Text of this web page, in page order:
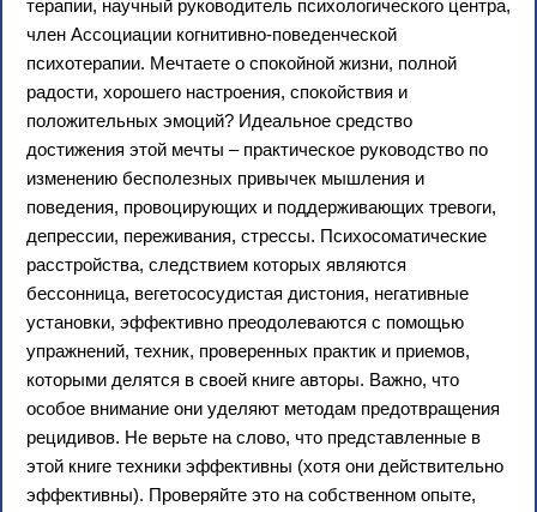
терапии, научный руководитель психологического центра,
член Ассоциации когнитивно-поведенческой
психотерапии. Мечтаете о спокойной жизни, полной
радости, хорошего настроения, спокойствия и
положительных эмоций? Идеальное средство
достижения этой мечты – практическое руководство по
изменению бесполезных привычек мышления и
поведения, провоцирующих и поддерживающих тревоги,
депрессии, переживания, стрессы. Психосоматические
расстройства, следствием которых являются
бессонница, вегетососудистая дистония, негативные
установки, эффективно преодолеваются с помощью
упражнений, техник, проверенных практик и приемов,
которыми делятся в своей книге авторы. Важно, что
особое внимание они уделяют методам предотвращения
рецидивов. Не верьте на слово, что представленные в
этой книге техники эффективны (хотя они действительно
эффективны). Проверяйте это на собственном опыте,